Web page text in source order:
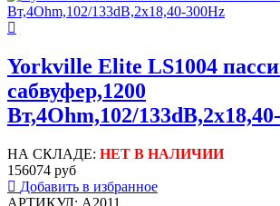
Yorkville Elite LS1004
сабвуфер,1200
Вт,4Ohm,102/
НА СКЛАДЕ: НЕТ В НАЛИЧИИ
156074 руб
Добавить в избранное
АРТИКУЛ: A2011